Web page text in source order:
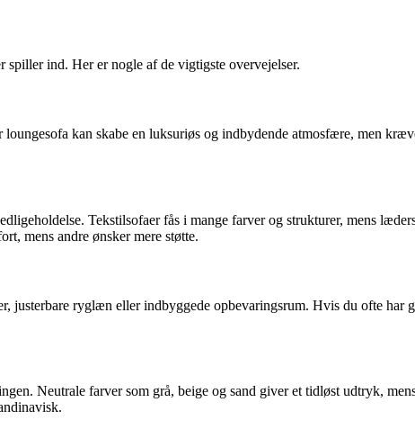
ind. Her er nogle af de vigtigste overvejelser.
loungesofa kan skabe en luksuriøs og indbydende atmosfære, men
Tekstilsofaer fås i mange farver og strukturer, mens
mens andre ønsker mere støtte.
justerbare ryglæn eller indbyggede opbevaringsrum. Hvis du ofte
Neutrale farver som grå, beige og sand giver et tidløst udtryk,